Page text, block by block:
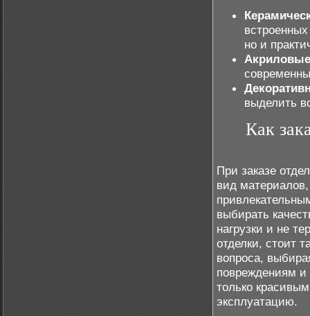
но и
выделить
Как
При заказе
вид
выбирать
нагрузки и не
отделки, стоит
вопроса,
повреждениям и
только
эксплуатацию.